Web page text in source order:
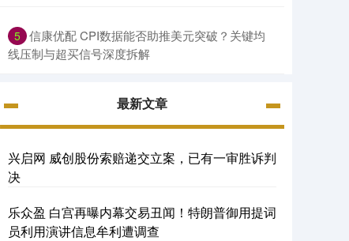
5 信康优配 CPI数据能否助推美元突破？关键均
线压制与超买信号深度拆解
最新文章
兴启网 威创股份索赔递交立案，已有一审胜诉判
决
乐众盈 白宫再曝内幕交易丑闻！特朗普御用提词
员利用演讲信息牟利遭调查